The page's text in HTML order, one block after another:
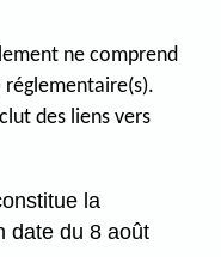
ne comprend
réglementaire(s).
des liens vers
la
date du 8 août